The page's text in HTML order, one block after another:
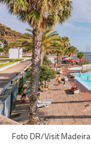
Foto DR/Visit Madeira